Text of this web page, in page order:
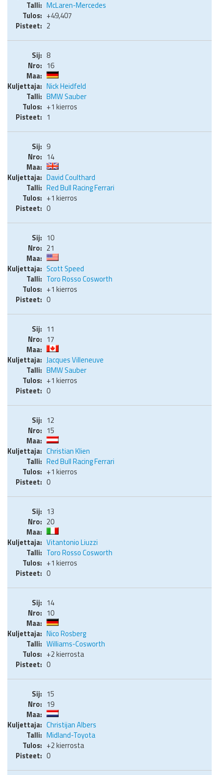
McLaren-Mercedes
+49,407
2
8
16
Nick Heidfeld
BMW Sauber
+1 kierros
1
9
14
David Coulthard
Red Bull Racing Ferrari
+1 kierros
0
10
21
Scott Speed
Toro Rosso Cosworth
+1 kierros
0
11
17
Jacques Villeneuve
BMW Sauber
+1 kierros
0
12
15
Christian Klien
Red Bull Racing Ferrari
+1 kierros
0
13
20
Vitantonio Liuzzi
Toro Rosso Cosworth
+1 kierros
0
14
10
Nico Rosberg
Williams-Cosworth
+2 kierrosta
0
15
19
Christijan Albers
Midland-Toyota
+2 kierrosta
0